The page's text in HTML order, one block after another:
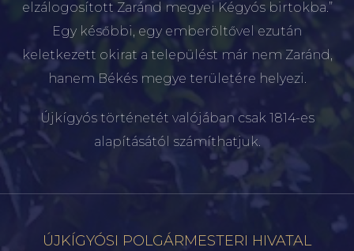
elzálogosított Zaránd megyei Kégyós birtokba.”
Egy későbbi, egy emberöltővel ezután
keletkezett okirat a települést már nem Zaránd,
hanem Békés megye területére helyezi.
Újkígyós történetét valójában csak 1814-es
alapításától számíthatjuk.
ÚJKÍGYÓSI POLGÁRMESTERI HIVATAL